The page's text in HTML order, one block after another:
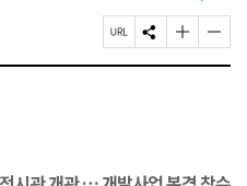
요
페
이
사
S
N
글
자
경
글
자
경